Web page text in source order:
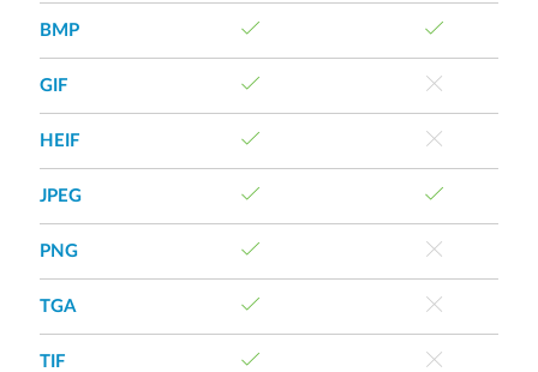
BMP
GIF
HEIF
JPEG
PNG
TGA
TIF